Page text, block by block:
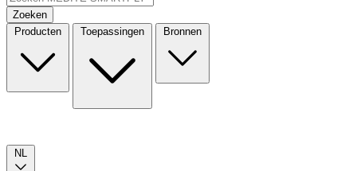
Zoeken
Producten
Toepassingen Bronnen
NL